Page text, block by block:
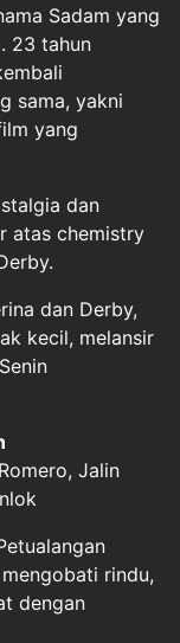
Sadam yang
23 tahun
sama, yakni
yang
dan
atas chemistry
dan Derby,
kecil, melansir
Jalin
rindu,
dengan